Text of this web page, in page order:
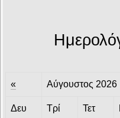
« Αύγουστος 2026
Δευ Τρί Τετ